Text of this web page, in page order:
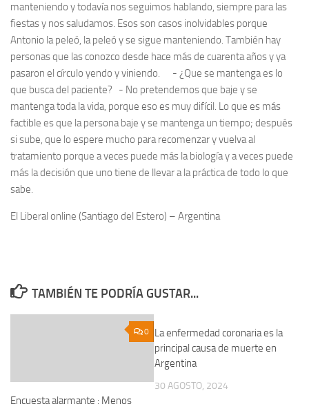
manteniendo y todavía nos seguimos hablando, siempre para las
fiestas y nos saludamos. Esos son casos inolvidables porque
Antonio la peleó, la peleó y se sigue manteniendo. También hay
personas que las conozco desde hace más de cuarenta años y ya
pasaron el círculo yendo y viniendo. - ¿Que se mantenga es lo
que busca del paciente? - No pretendemos que baje y se
mantenga toda la vida, porque eso es muy difícil. Lo que es más
factible es que la persona baje y se mantenga un tiempo; después
si sube, que lo espere mucho para recomenzar y vuelva al
tratamiento porque a veces puede más la biología y a veces puede
más la decisión que uno tiene de llevar a la práctica de todo lo que
sabe.
El Liberal online (Santiago del Estero) – Argentina
TAMBIÉN TE PODRÍA GUSTAR...
0
Encuesta alarmante : Menos
La enfermedad coronaria es la
principal causa de muerte en
Argentina
30 AGOSTO, 2024